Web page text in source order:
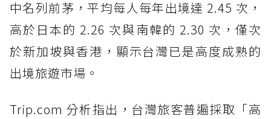
中名列前茅，平均每人每年出境達 2.45 次，
高於日本的 2.26 次與南韓的 2.30 次，僅次
於新加坡與香港，顯示台灣已是高度成熟的
出境旅遊市場。
Trip.com 分析指出，台灣旅客普遍採取「高